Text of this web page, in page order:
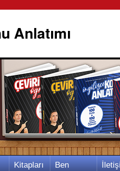
Anlatımı
Kitapları Ben